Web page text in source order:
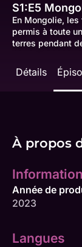
S1:E5
En Mongolie,
permis à toute
terres pendant
Détails
À propos
Information
Année de
2023
Langues